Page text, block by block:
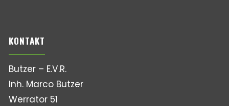
KONTAKT
Butzer – E.V.R.
Inh. Marco Butzer
Werrator 51